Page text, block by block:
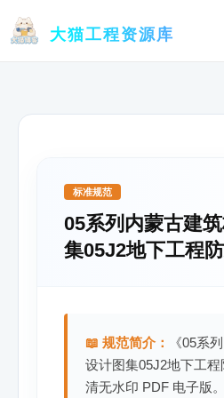
大猫工程资源库
标准规范
05系列内蒙古建
集05J2地下工程
📖 规范简介：
《05系
设计图集05J2地下工
清无水印 PDF 电子版